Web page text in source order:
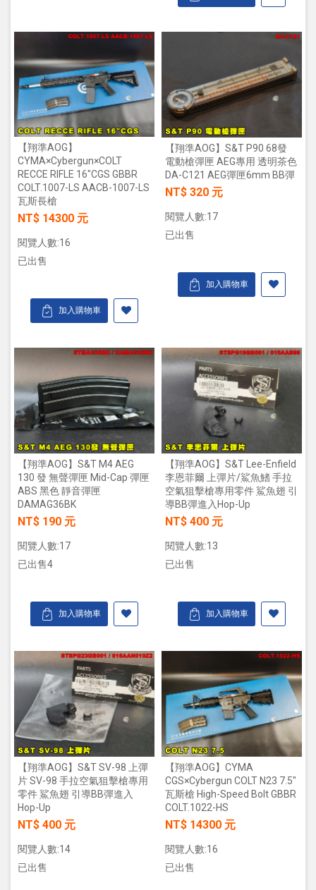
【翔準AOG】
CYMA×Cybergun×COLT
RECCE RIFLE 16"CGS GBBR
COLT.1007-LS AACB-1007-LS
瓦斯長槍
NT$ 14300 元
閱覽人數:16
已出售
加入購物車
【翔準AOG】S&T P90 68發
電動槍彈匣 AEG專用 透明茶色
DA-C121 AEG彈匣6mm BB彈
NT$ 320 元
閱覽人數:17
已出售
加入購物車
【翔準AOG】S&T M4 AEG
130 發 無聲彈匣 Mid-Cap 彈匣
ABS 黑色 靜音彈匣
DAMAG36BK
NT$ 190 元
閱覽人數:17
已出售4
加入購物車
【翔準AOG】S&T Lee-Enfield
李恩菲爾 上彈片/鯊魚鰭 手拉
空氣狙擊槍專用零件 鯊魚翅 引
導BB彈進入Hop-Up
NT$ 400 元
閱覽人數:13
已出售
加入購物車
【翔準AOG】S&T SV-98 上彈
片 SV-98 手拉空氣狙擊槍專用
零件 鯊魚翅 引導BB彈進入
Hop-Up
NT$ 400 元
閱覽人數:14
已出售
【翔準AOG】CYMA
CGS×Cybergun COLT N23 7.5"
瓦斯槍 High-Speed Bolt GBBR
COLT.1022-HS
NT$ 14300 元
閱覽人數:16
已出售